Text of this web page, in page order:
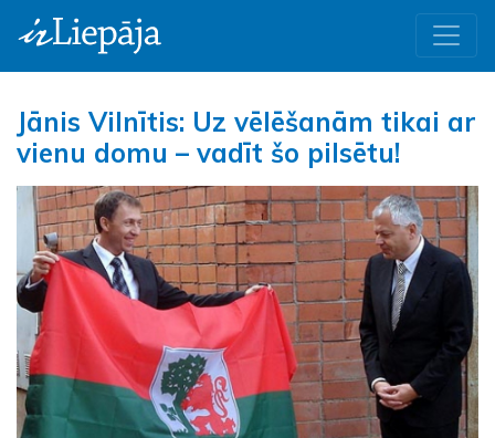
Jānis Vilnītis: Uz vēlēšanām tikai ar
vienu domu – vadīt šo pilsētu!